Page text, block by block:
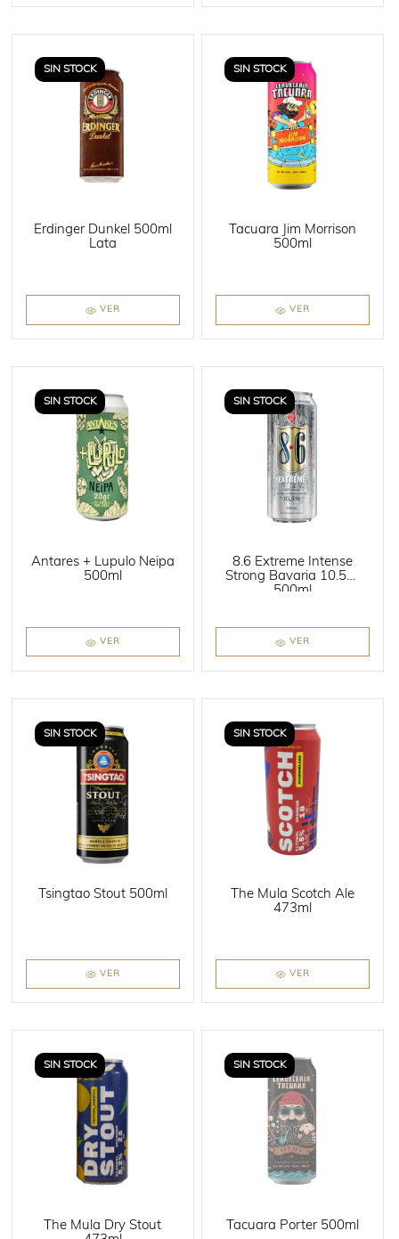
SIN STOCK
Erdinger Dunkel 500ml
Lata
VER
SIN STOCK
Tacuara Jim Morrison
500ml
VER
SIN STOCK
Antares + Lupulo Neipa
500ml
VER
SIN STOCK
8.6 Extreme Intense
Strong Bavaria 10.5%
500ml
VER
SIN STOCK
Tsingtao Stout 500ml
VER
SIN STOCK
The Mula Scotch Ale
473ml
VER
SIN STOCK
The Mula Dry Stout
SIN STOCK
Tacuara Porter 500ml